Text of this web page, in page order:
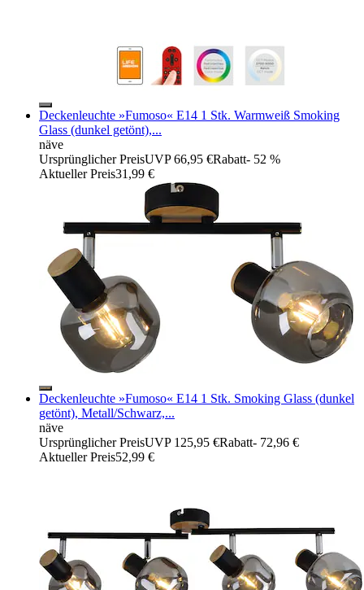
Deckenleuchte »Fumoso« E14 1 Stk. Warmweiß Smoking
Glass (dunkel getönt),...
näve
Ursprünglicher PreisUVP 66,95 €Rabatt- 52 %
Aktueller Preis31,99 €
Deckenleuchte »Fumoso« E14 1 Stk. Smoking Glass (dunkel
getönt), Metall/Schwarz,...
näve
Ursprünglicher PreisUVP 125,95 €Rabatt- 72,96 €
Aktueller Preis52,99 €